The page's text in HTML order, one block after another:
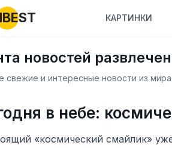
КАРТИНКИ
новостей
свежие и интересные новости из мира
в небе:
«космический смайлик»